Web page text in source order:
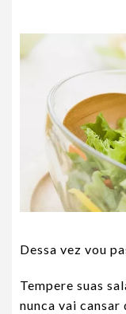
Dessa vez vou
Tempere suas
nunca vai cansar